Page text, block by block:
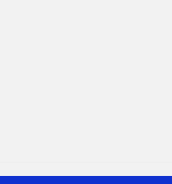
vooraf met je